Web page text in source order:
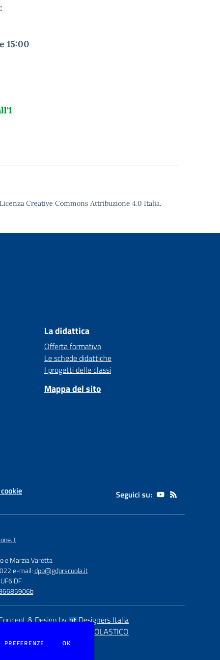
15:00
Licenza Creative Commons Attribuzione 4.0 Italia.
La didattica
Offerta formativa
Le schede didattiche
I progetti delle classi
Mappa del sito
Seguici su:
e Marzia Varetta
e-mail:dpo@gdprscuola.it
& Design by
Designers Italia
SCUOLASTICO
PREFERENZE DEI COOKIE
OK